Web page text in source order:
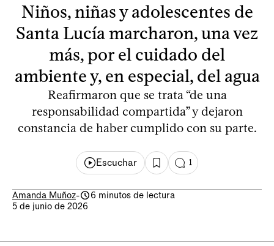
Niños, niñas y adolescentes de
Santa Lucía marcharon, una vez
más, por el cuidado del
ambiente y, en especial, del agua
Reafirmaron que se trata “de una
responsabilidad compartida” y dejaron
constancia de haber cumplido con su parte.
Escuchar 1
Amanda Muñoz-
6 minutos de lectura
5 de junio de 2026